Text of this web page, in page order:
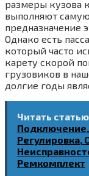
размеры кузова
выполняют
предназначение
Однако есть
который часто
карету скорой
грузовиков в
долгие годы
Читать статью
Подключение,
Регулировка,
Ремкомплект